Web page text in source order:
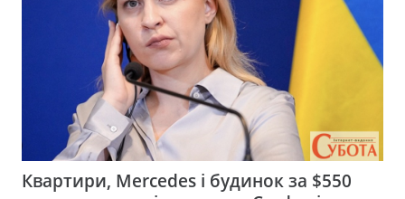
Квартири, Mercedes і будинок за $550